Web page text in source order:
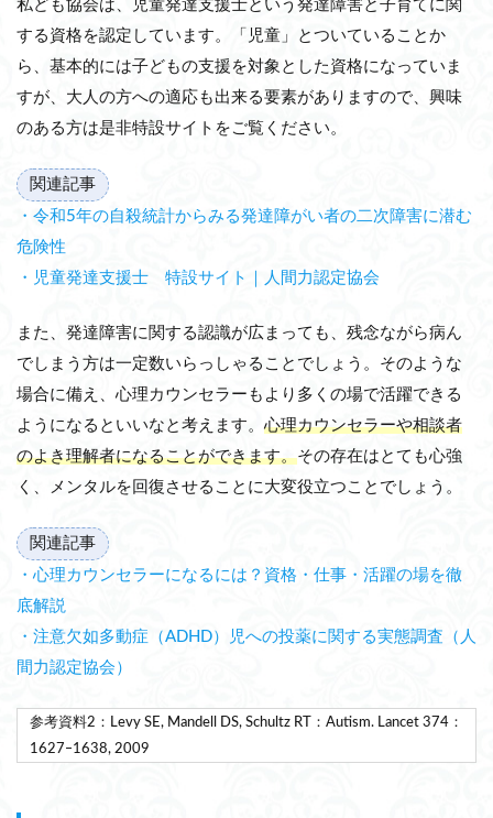
私ども協会は、児童発達支援士という発達障害と子育てに関
する資格を認定しています。「児童」とついていることか
ら、基本的には子どもの支援を対象とした資格になっていま
すが、大人の方への適応も出来る要素がありますので、興味
のある方は是非特設サイトをご覧ください。
関連記事
・令和5年の自殺統計からみる発達障がい者の二次障害に潜む
危険性
・児童発達支援士 特設サイト｜人間力認定協会
また、発達障害に関する認識が広まっても、残念ながら病ん
でしまう方は一定数いらっしゃることでしょう。そのような
場合に備え、心理カウンセラーもより多くの場で活躍できる
ようになるといいなと考えます。 心理カウンセラーや相談者
のよき理解者になることができます。その存在はとても心強
く、メンタルを回復させることに大変役立つことでしょう。
関連記事
・心理カウンセラーになるには？資格・仕事・活躍の場を徹
底解説
・注意欠如多動症（ADHD）児への投薬に関する実態調査（人
間力認定協会）
参考資料2：Levy SE, Mandell DS, Schultz RT：Autism. Lancet 374：
1627‒1638, 2009